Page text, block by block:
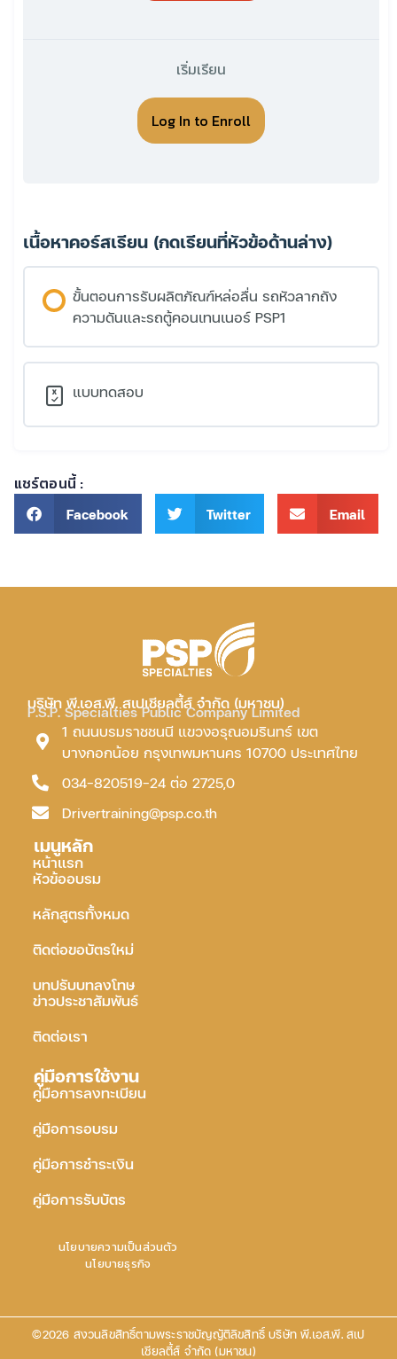
เริ่มเรียน
Log In to Enroll
เนื้อหาคอร์สเรียน (กดเรียนที่หัวข้อด้านล่าง)
ขั้นตอนการรับผลิตภัณฑ์หล่อลื่น รถหัวลากถัง
ความดันและรถตู้คอนเทนเนอร์ PSP1
แบบทดสอบ
แชร์ตอนนี้ :
Facebook Twitter Email
บริษัท พี.เอส.พี. สเปเชียลตี้ส์ จำกัด (มหาชน)
P.S.P. Specialties Public Company Limited
1 ถนนบรมราชชนนี แขวงอรุณอมรินทร์ เขต
บางกอกน้อย กรุงเทพมหานคร 10700 ประเทศไทย
034-820519-24 ต่อ 2725,0
Drivertraining@psp.co.th
เมนูหลัก
หน้าแรก
หัวข้ออบรม
หลักสูตรทั้งหมด
ติดต่อขอบัตรใหม่
บทปรับบทลงโทษ
ข่าวประชาสัมพันธ์
ติดต่อเรา
คู่มือการใช้งาน
คู่มือการลงทะเบียน
คู่มือการอบรม
คู่มือการชำระเงิน
คู่มือการรับบัตร
นโยบายความเป็นส่วนตัว
นโยบายธุรกิจ
©2026 สงวนลิขสิทธิ์ตามพระราชบัญญัติลิขสิทธิ์ บริษัท พี.เอส.พี. สเป
เชียลตี้ส์ จำกัด (มหาชน)